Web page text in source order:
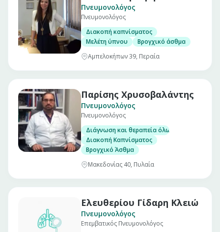
Πνευμονολόγος
Πνευμονολόγος
Διακοπή καπνίσματος
Μελέτη ύπνου
Βρογχικό άσθμα
Αμπελοκήπων 39, Περαία
Παρίσης Χρυσοβαλάντης
Πνευμονολόγος
Πνευμονολόγος
Διάγνωση και θεραπεία όλων των
Διακοπή Καπνίσματος
Βρογχικό Άσθμα
Μακεδονίας 40, Πυλαία
Ελευθερίου Γίδαρη Κλειώ
Πνευμονολόγος
Επεμβατικός Πνευμονολόγος